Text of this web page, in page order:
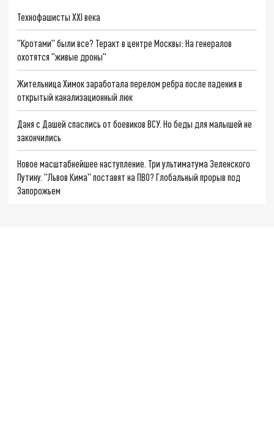
Технофашисты XXI века
"Кротами" были все? Теракт в центре Москвы: На генералов
охотятся "живые дроны"
Жительница Химок заработала перелом ребра после падения в
открытый канализационный люк
Даня с Дашей спаслись от боевиков ВСУ. Но беды для малышей не
закончились
Новое масштабнейшее наступление. Три ультиматума Зеленского
Путину. "Львов Кима" поставят на ПВО? Глобальный прорыв под
Запорожьем